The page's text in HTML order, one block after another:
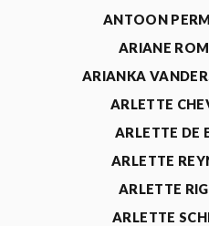
ANTOON
ARIANE
ARIANKA
ARLETTE
ARLETTE DE
ARLETTE
ARLETTE
ARLETTE